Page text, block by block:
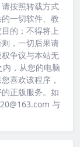
按照转载方式
一切软件、教
的；不得将上
，一切后果请
争议与本站无
，从您的电脑
喜欢该程序，
正版服务。如
与